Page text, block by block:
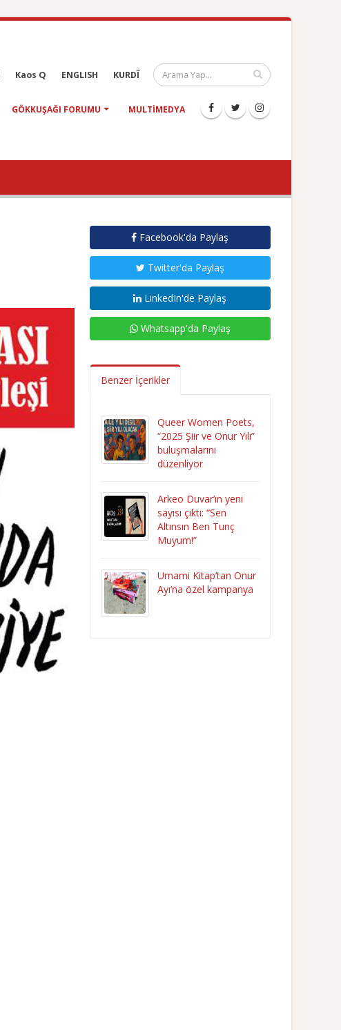
Kaos Q ENGLISH KURDÎ
GÖKKUŞAĞI FORUMU MULTIMEDYA
Facebook'da Paylaş
Twitter'da Paylaş
LinkedIn'de Paylaş
Whatsapp'da Paylaş
Benzer İçerikler
Queer Women Poets,
“2025 Şiir ve Onur Yılı”
buluşmalarını
düzenliyor
Arkeo Duvar’ın yeni
sayısı çıktı: “Sen
Altınsın Ben Tunç
Muyum!”
Umami Kitap’tan Onur
Ayı’na özel kampanya